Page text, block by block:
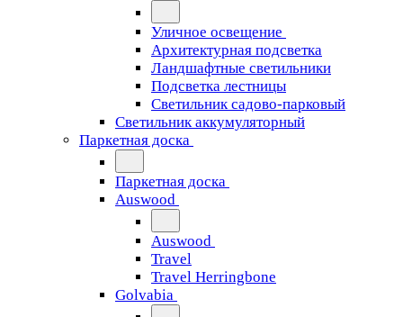
Уличное освещение
Архитектурная подсветка
Ландшафтные светильники
Подсветка лестницы
Светильник садово-парковый
Светильник аккумуляторный
Паркетная доска
Паркетная доска
Auswood
Auswood
Travel
Travel Herringbone
Golvabia